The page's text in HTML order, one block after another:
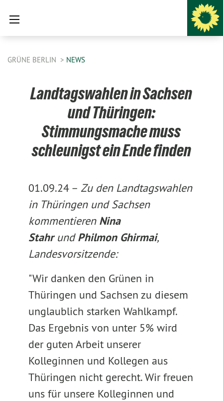
GRÜNE BERLIN NEWS
Landtagswahlen in Sachsen
und Thüringen:
Stimmungsmache muss
schleunigst ein Ende finden
01.09.24 – Zu den Landtagswahlen
in Thüringen und Sachsen
kommentieren Nina
StahrundPhilmon Ghirmai,
Landesvorsitzende:
"Wir danken den Grünen in
Thüringen und Sachsen zu diesem
unglaublich starken Wahlkampf.
Das Ergebnis von unter 5% wird
der guten Arbeit unserer
Kolleginnen und Kollegen aus
Thüringen nicht gerecht. Wir freuen
uns für unsere Kolleginnen und